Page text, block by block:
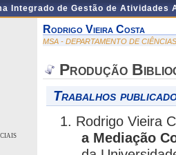
Integrado de Gestão de Atividades
Rodrigo Vieira Costa
MSA - DEPARTAMENTO DE
Produção
Trabalhos
1. Rodrigo Vieira
a Mediação